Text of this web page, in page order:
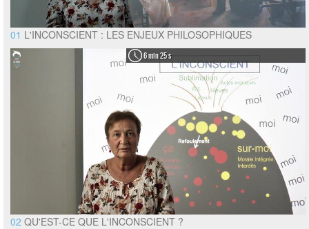
01 L'INCONSCIENT : LES ENJEUX PHILOSOPHIQUES
6 min 25 s
02 QU'EST-CE QUE L'INCONSCIENT ?